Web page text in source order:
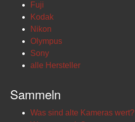
Fuji
Kodak
Nikon
Olympus
Sony
alle Hersteller
Sammeln
Was sind alte Kameras wert?